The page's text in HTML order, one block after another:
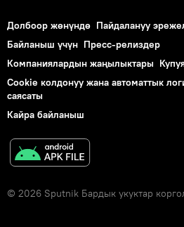
Долбоор жөнүндө Пайдалануу
Байланыш үчүн Пресс-релиздер
Компаниялардын жаңылыктары
Cookie колдонуу жана автоматтык
саясаты
Кайра байланыш
© 2026 Sputnik Бардык укуктар